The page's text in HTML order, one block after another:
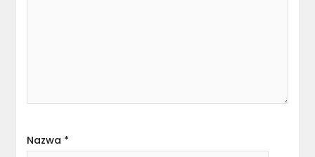
Nazwa *